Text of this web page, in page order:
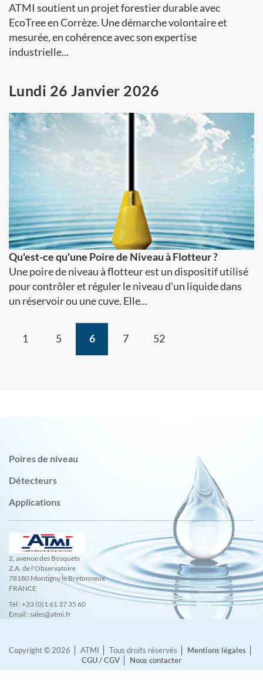
ATMI soutient un projet forestier durable avec
EcoTree en Corrèze. Une démarche volontaire et
mesurée, en cohérence avec son expertise
industrielle...
Lundi 26 Janvier 2026
Qu'est-ce qu'une Poire de Niveau à Flotteur ?
Une poire de niveau à flotteur est un dispositif utilisé
pour contrôler et réguler le niveau d'un liquide dans
un réservoir ou une cuve. Elle...
1 5 6 7 52
Poires de niveau
Détecteurs
Applications
2, avenue des Bosquets
Z.A. de l'Observatoire
78180 Montigny le Bretonneux
FRANCE
Tél : +33 (0)1 61 37 35 60
Email : sales@atmi.fr
Copyright © 2026 ATMI Tous droits réservés
Mentions légales
CGU / CGV
Nous contacter